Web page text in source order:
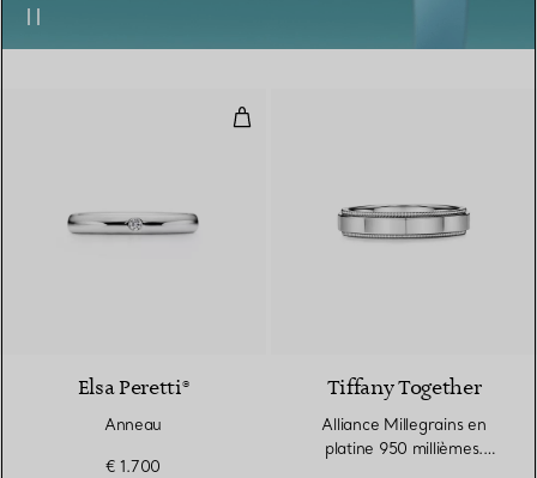
Anneau
Elsa Peretti®
Anneau
€ 1.700
Tiffany Together
Alliance Millegrains en
platine 950 millièmes.